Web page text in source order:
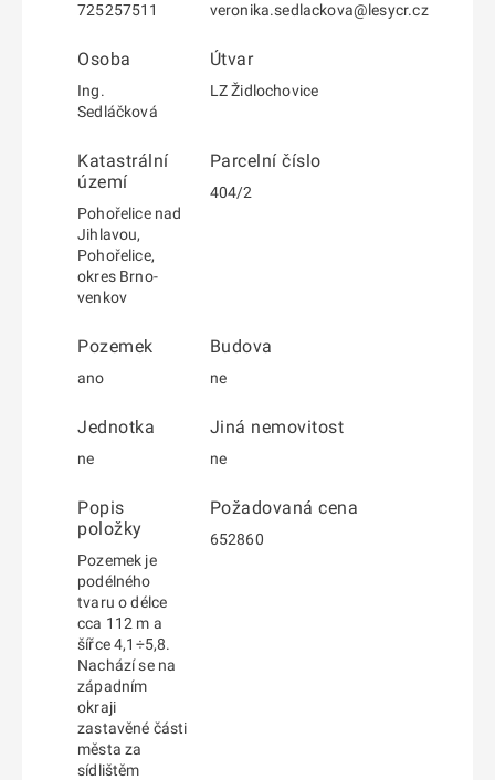
725257511 veronika.sedlackova@lesycr.cz
Osoba
Ing.
Sedláčková
Útvar
LZ Židlochovice
Katastrální
území
Pohořelice nad
Jihlavou,
Pohořelice,
okres Brno-
venkov
Parcelní číslo
404/2
Pozemek
ano
Budova
ne
Jednotka
ne
Jiná nemovitost
ne
Popis
položky
Pozemek je
podélného
tvaru o délce
cca 112 m a
šířce 4,1÷5,8.
Nachází se na
západním
okraji
zastavěné části
města za
sídlištěm
Požadovaná cena
652860